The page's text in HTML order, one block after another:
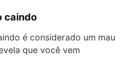
caindo
é considerado um mau
que você vem